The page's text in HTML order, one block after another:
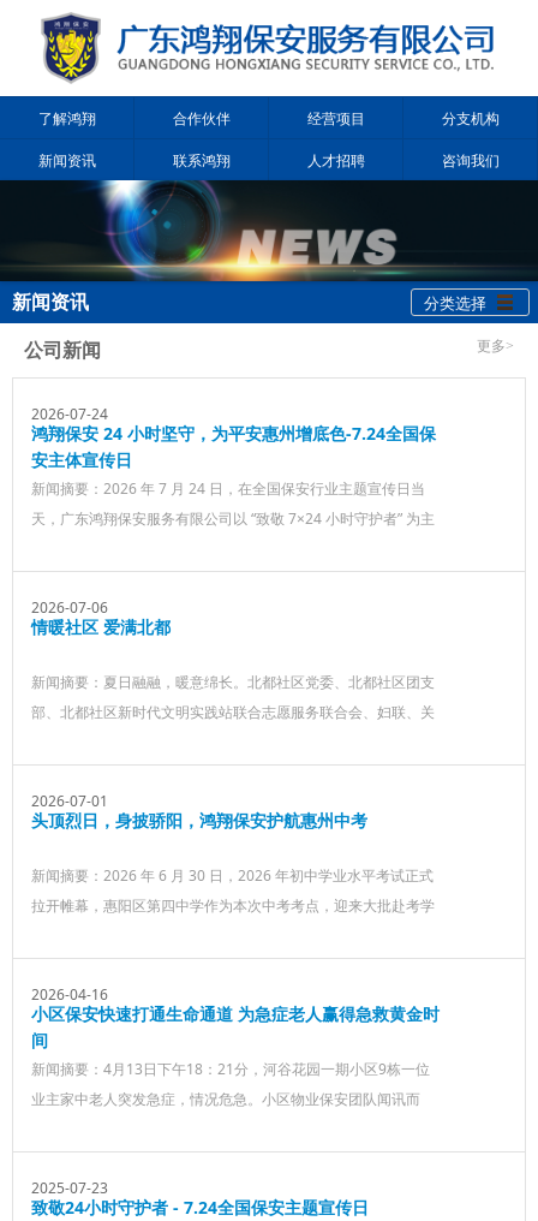
了解鸿翔 合作伙伴 经营项目 分支机构
新闻资讯 联系鸿翔 人才招聘 咨询我们
新闻资讯 分类选择
更多>
公司新闻
2026-07-24
鸿翔保安 24 小时坚守，为平安惠州增底色-7.24全国保
安主体宣传日
新闻摘要：2026 年 7 月 24 日，在全国保安行业主题宣传日当
天，广东鸿翔保安服务有限公司以 “致敬 7×24 小时守护者” 为主
真实故事，展现这支扎根惠州多年的本土安保企业的责任与担
当。
2026-07-06
情暖社区 爱满北都
新闻摘要：夏日融融，暖意绵长。北都社区党委、北都社区团支
部、北都社区新时代文明实践站联合志愿服务联合会、妇联、关
牌服务，携手广东鸿翔保安服务有限公司安徽分公司，为辖区特
殊老人送去暖心关怀与生活物资，以实际行动践行尊老爱老的传
统美德，让特殊群体真切感受到社区大家庭的温暖。
2026-07-01
头顶烈日，身披骄阳，鸿翔保安护航惠州中考
新闻摘要：​2026 年 6 月 30 日，2026 年初中学业水平考试正式
拉开帷幕，惠阳区第四中学作为本次中考考点，迎来大批赴考学
务，为广大考生保驾护航。
2026-04-16
小区保安快速打通生命通道 为急症老人赢得急救黄金时
间
新闻摘要：4月13日下午18：21分，河谷花园一期小区9栋一位
业主家中老人突发急症，情况危急。小区物业保安团队闻讯而
高效的行动为老人的救治抢出了宝贵的黄金时间
2025-07-23
致敬24小时守护者 - 7.24全国保安主题宣传日‌